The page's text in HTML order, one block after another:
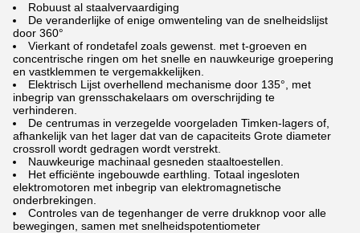
Robuust al staalvervaardiging
De veranderlijke of enige omwenteling van de snelheidslijst
door 360°
Vierkant of rondetafel zoals gewenst. met t-groeven en
concentrische ringen om het snelle en nauwkeurige groepering
en vastklemmen te vergemakkelijken.
Elektrisch Lijst overhellend mechanisme door 135°, met
inbegrip van grensschakelaars om overschrijding te
verhinderen.
De centrumas in verzegelde voorgeladen Timken-lagers of,
afhankelijk van het lager dat van de capaciteits Grote diameter
crossroll wordt gedragen wordt verstrekt.
Nauwkeurige machinaal gesneden staaltoestellen.
Het efficiënte ingebouwde earthling. Totaal ingesloten
elektromotoren met inbegrip van elektromagnetische
onderbrekingen.
Controles van de tegenhanger de verre drukknop voor alle
bewegingen, samen met snelheidspotentiometer